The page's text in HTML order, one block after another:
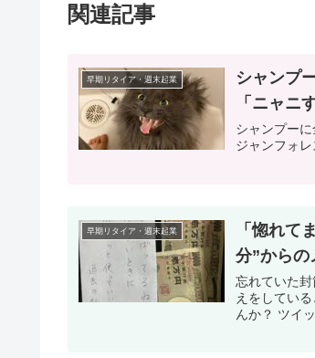
関連記事
早期リタイア・週末起業
シャンプ
「ニャニ
シャンプー
ジャンフォ
早期リタイア・週末起業
「惚れて
分”から
忘れていた
えをしてい
んか？ ツイ